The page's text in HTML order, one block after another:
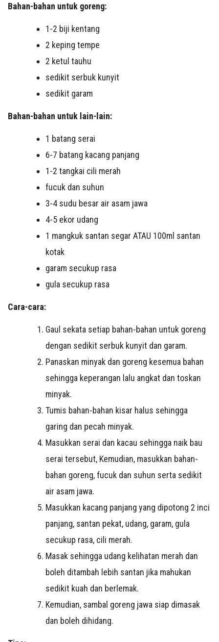
Bahan-bahan untuk goreng:
1-2 biji kentang
2 keping tempe
2 ketul tauhu
sedikit serbuk kunyit
sedikit garam
Bahan-bahan untuk lain-lain:
1 batang serai
6-7 batang kacang panjang
1-2 tangkai cili merah
fucuk dan suhun
3-4 sudu besar air asam jawa
4-5 ekor udang
1 mangkuk santan segar ATAU 100ml santan
kotak
garam secukup rasa
gula secukup rasa
Cara-cara:
Gaul sekata setiap bahan-bahan untuk goreng
dengan sedikit serbuk kunyit dan garam.
Panaskan minyak dan goreng kesemua bahan
sehingga keperangan lalu angkat dan toskan
minyak.
Tumis bahan-bahan kisar halus sehingga
garing dan pecah minyak.
Masukkan serai dan kacau sehingga naik bau
serai tersebut, Kemudian, masukkan bahan-
bahan goreng, fucuk dan suhun serta sedikit
air asam jawa.
Masukkan kacang panjang yang dipotong 2 inci
panjang, santan pekat, udang, garam, gula
secukup rasa, cili merah.
Masak sehingga udang kelihatan merah dan
boleh ditambah lebih santan jika mahukan
sedikit kuah dan berlemak.
Kemudian, sambal goreng jawa siap dimasak
dan boleh dihidang.